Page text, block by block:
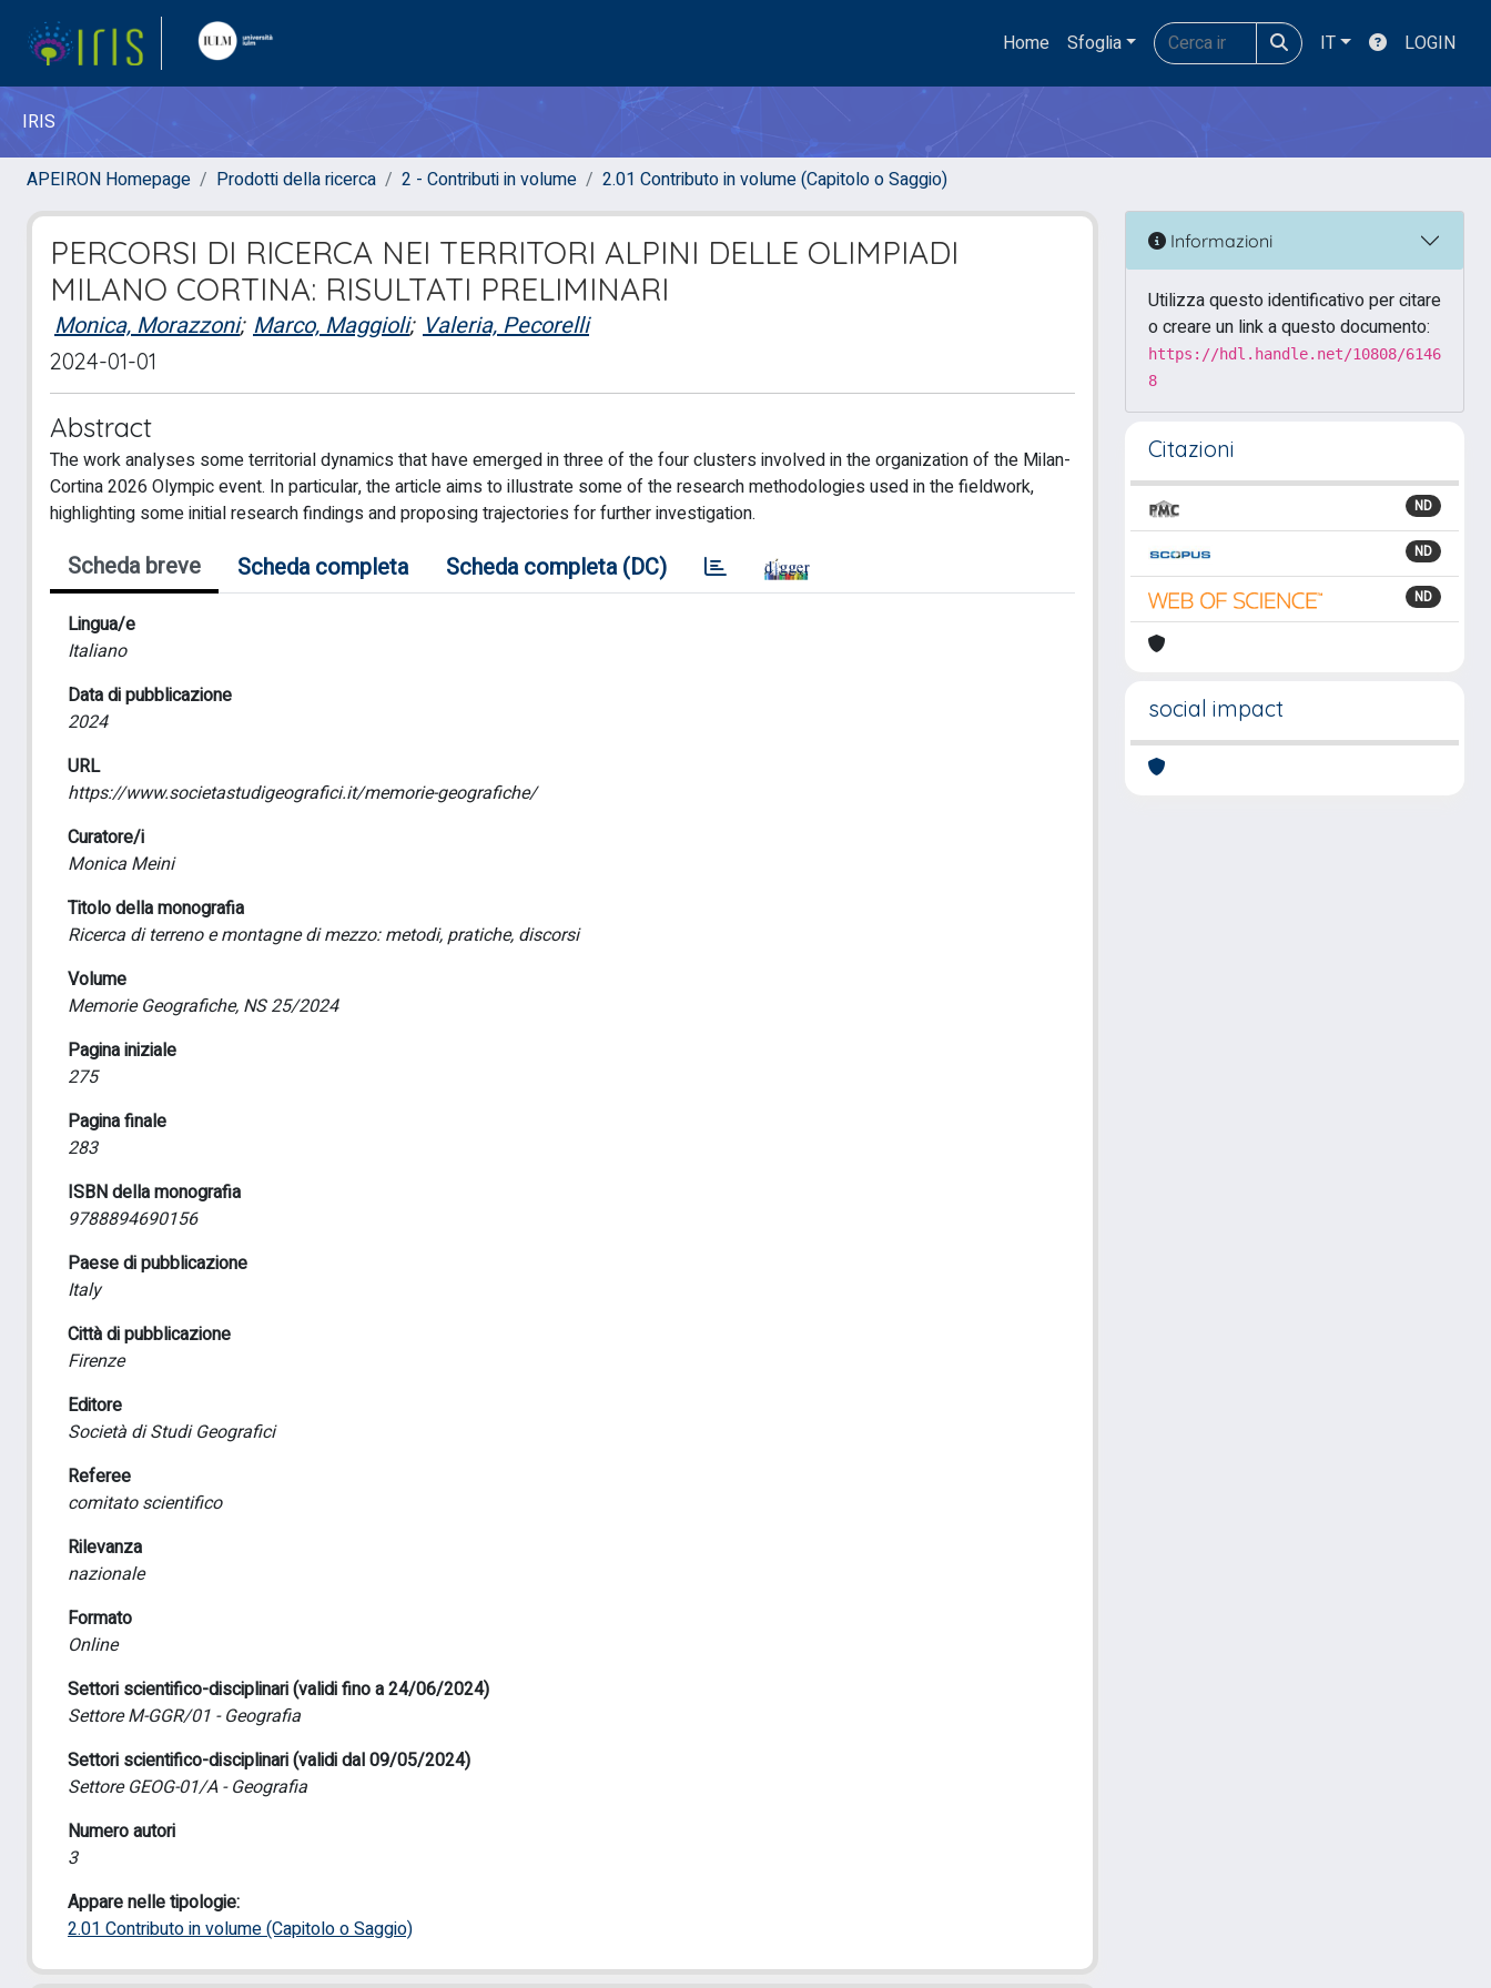
Home Sfoglia IT LOGIN
IRIS
APEIRON Homepage Prodotti della ricerca 2 - Contributi in volume 2.01 Contributo in volume (Capitolo o Saggio)
PERCORSI DI RICERCA NEI TERRITORI ALPINI DELLE OLIMPIADI
MILANO CORTINA: RISULTATI PRELIMINARI
Monica, Morazzoni; Marco, Maggioli; Valeria, Pecorelli
2024-01-01
Abstract
The work analyses some territorial dynamics that have emerged in three of the four clusters involved in the organization of the Milan-
Cortina 2026 Olympic event. In particular, the article aims to illustrate some of the research methodologies used in the fieldwork,
highlighting some initial research findings and proposing trajectories for further investigation.
Scheda breve Scheda completa Scheda completa (DC)
Lingua/e
Italiano
Data di pubblicazione
2024
URL
https://www.societastudigeografici.it/memorie-geografiche/
Curatore/i
Monica Meini
Titolo della monografia
Ricerca di terreno e montagne di mezzo: metodi, pratiche, discorsi
Volume
Memorie Geografiche, NS 25/2024
Pagina iniziale
275
Pagina finale
283
ISBN della monografia
9788894690156
Paese di pubblicazione
Italy
Città di pubblicazione
Firenze
Editore
Società di Studi Geografici
Referee
comitato scientifico
Rilevanza
nazionale
Formato
Online
Settori scientifico-disciplinari (validi fino a 24/06/2024)
Settore M-GGR/01 - Geografia
Settori scientifico-disciplinari (validi dal 09/05/2024)
Settore GEOG-01/A - Geografia
Numero autori
3
Appare nelle tipologie:
2.01 Contributo in volume (Capitolo o Saggio)
Informazioni
Utilizza questo identificativo per citare
o creare un link a questo documento:
https://hdl.handle.net/10808/6146
8
Citazioni
ND
ND
ND
social impact